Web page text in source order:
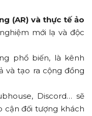
(AR) và thực tế ảo
mới lạ và độc
phổ biến, là kênh
và tạo ra cộng đồng
Discord… sẽ
cận đối tượng khách